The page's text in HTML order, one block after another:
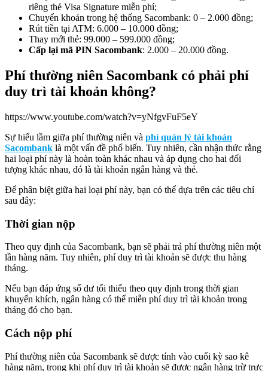
riêng thẻ Visa Signature miễn phí;
Chuyển khoản trong hệ thống Sacombank: 0 – 2.000 đồng;
Rút tiền tại ATM: 6.000 – 10.000 đồng;
Thay mới thẻ: 99.000 – 599.000 đồng;
Cấp lại mã PIN Sacombank: 2.000 – 20.000 đồng.
Phí thường niên Sacombank có phải phí
duy trì tài khoản không?
https://www.youtube.com/watch?v=yNfgvFuF5eY
Sự hiểu lầm giữa phí thường niên và phí quản lý tài khoản
Sacombank là một vấn đề phổ biến. Tuy nhiên, cần nhận thức rằng
hai loại phí này là hoàn toàn khác nhau và áp dụng cho hai đối
tượng khác nhau, đó là tài khoản ngân hàng và thẻ.
Để phân biệt giữa hai loại phí này, bạn có thể dựa trên các tiêu chí
sau đây:
Thời gian nộp
Theo quy định của Sacombank, bạn sẽ phải trả phí thường niên một
lần hàng năm. Tuy nhiên, phí duy trì tài khoản sẽ được thu hàng
tháng.
Nếu bạn đáp ứng số dư tối thiểu theo quy định trong thời gian
khuyến khích, ngân hàng có thể miễn phí duy trì tài khoản trong
tháng đó cho bạn.
Cách nộp phí
Phí thường niên của Sacombank sẽ được tính vào cuối kỳ sao kê
hàng năm, trong khi phí duy trì tài khoản sẽ được ngân hàng trừ trực